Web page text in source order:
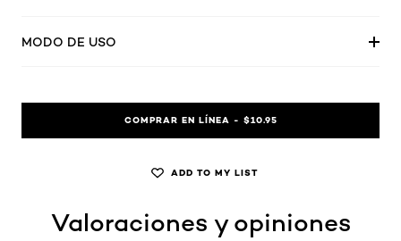
MODO DE USO
COMPRAR EN LÍNEA - $10.95
ADD TO MY LIST
skip tab component
Valoraciones y opiniones